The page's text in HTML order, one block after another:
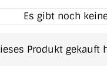
Es gibt noch
Produkt gekauft